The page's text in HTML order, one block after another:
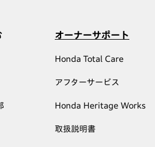
オーナーサポート
Honda Total Care
アフターサービス
Honda Heritage Works
取扱説明書